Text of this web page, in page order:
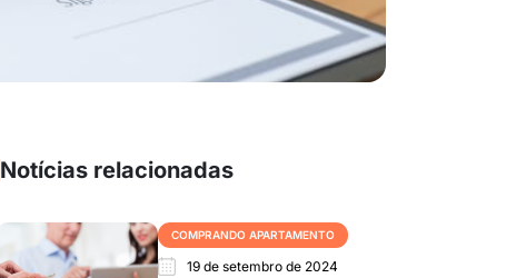
Notícias relacionadas
COMPRANDO APARTAMENTO
19 de setembro de 2024